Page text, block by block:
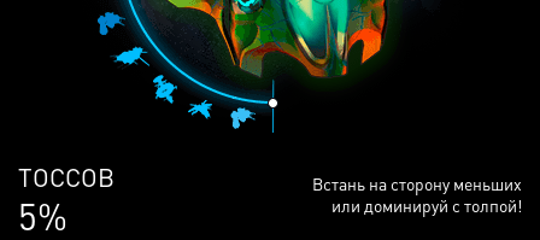
ЛЮДЕЙ
69%
Встань на сторону меньших
или доминируй с толпой!